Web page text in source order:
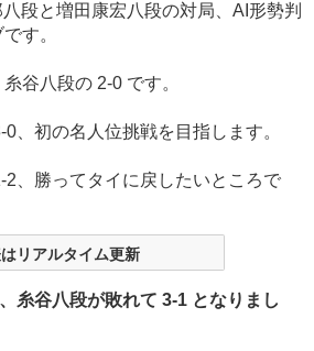
段と増田康宏八段の対局、AI形勢判
す。
谷八段の 2-0 です。
、初の名人位挑戦を目指します。
、勝ってタイに戻したいところで
リアルタイム更新
糸谷八段が敗れて 3-1 となりまし